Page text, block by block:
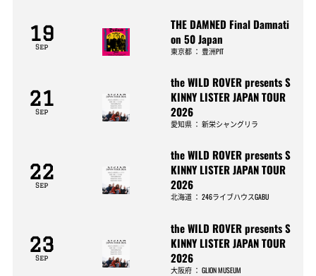
19
Sep
THE DAMNED Final Damnati
on 50 Japan
東京都 ：豊洲PIT
21
Sep
the WILD ROVER presents S
KINNY LISTER JAPAN TOUR
2026
愛知県 ：新栄シャングリラ
22
Sep
the WILD ROVER presents S
KINNY LISTER JAPAN TOUR
2026
北海道 ：246ライブハウスGABU
23
Sep
the WILD ROVER presents S
KINNY LISTER JAPAN TOUR
2026
大阪府 ：GLION MUSEUM